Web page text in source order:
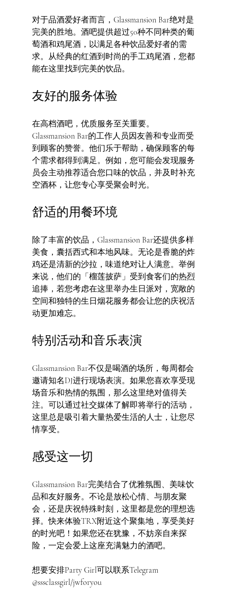
对于品酒爱好者而言，Glassmansion Bar绝对是
完美的胜地。酒吧提供超过50种不同种类的葡
萄酒和鸡尾酒，以满足各种饮品爱好者的需
求。从经典的红酒到时尚的手工鸡尾酒，您都
能在这里找到完美的饮品。
友好的服务体验
在高档酒吧，优质服务至关重要。
Glassmansion Bar的工作人员因友善和专业而受
到顾客的赞誉。他们乐于帮助，确保顾客的每
个需求都得到满足。例如，您可能会发现服务
员会主动推荐适合您口味的饮品，并及时补充
空酒杯，让您专心享受聚会时光。
舒适的用餐环境
除了丰富的饮品，Glassmansion Bar还提供多样
美食，囊括西式和本地风味。无论是香脆的炸
鸡还是清新的沙拉，味道绝对让人满意。举例
来说，他们的「榴莲披萨」受到食客们的热烈
追捧，若您考虑在这里举办生日派对，宽敞的
空间和独特的生日烟花服务都会让您的庆祝活
动更加难忘。
特别活动和音乐表演
Glassmansion Bar不仅是喝酒的场所，每周都会
邀请知名DJ进行现场表演。如果您喜欢享受现
场音乐和热情的氛围，那么这里绝对值得关
注。可以通过社交媒体了解即将举行的活动，
这里总是吸引着大量热爱生活的人士，让您尽
情享受。
感受这一切
Glassmansion Bar完美结合了优雅氛围、美味饮
品和友好服务。不论是放松心情、与朋友聚
会，还是庆祝特殊时刻，这里都是您的理想选
择。快来体验TRX附近这个聚集地，享受美好
的时光吧！如果您还在犹豫，不妨亲自来探
险，一定会爱上这座充满魅力的酒吧。
想要安排Party Girl可以联系Telegram
@sssclassgirl/jwforyou